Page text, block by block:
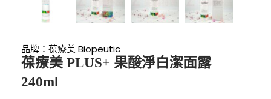
品牌： 葆療美 Biopeutic
葆療美 PLUS+ 果酸淨白潔面露
240ml